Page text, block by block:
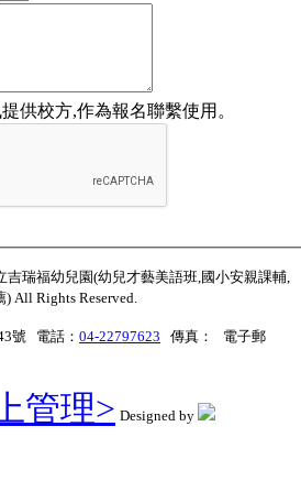
供校方,作為報名聯繫使用。
瑞福幼兒園(幼兒才藝美語班,國小安親課輔,
All Rights Reserved.
號 電話： 04-22797623 傳真： 電子郵
管理> Designed by